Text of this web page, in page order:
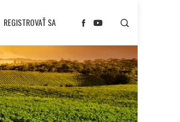
REGISTROVAŤ SA